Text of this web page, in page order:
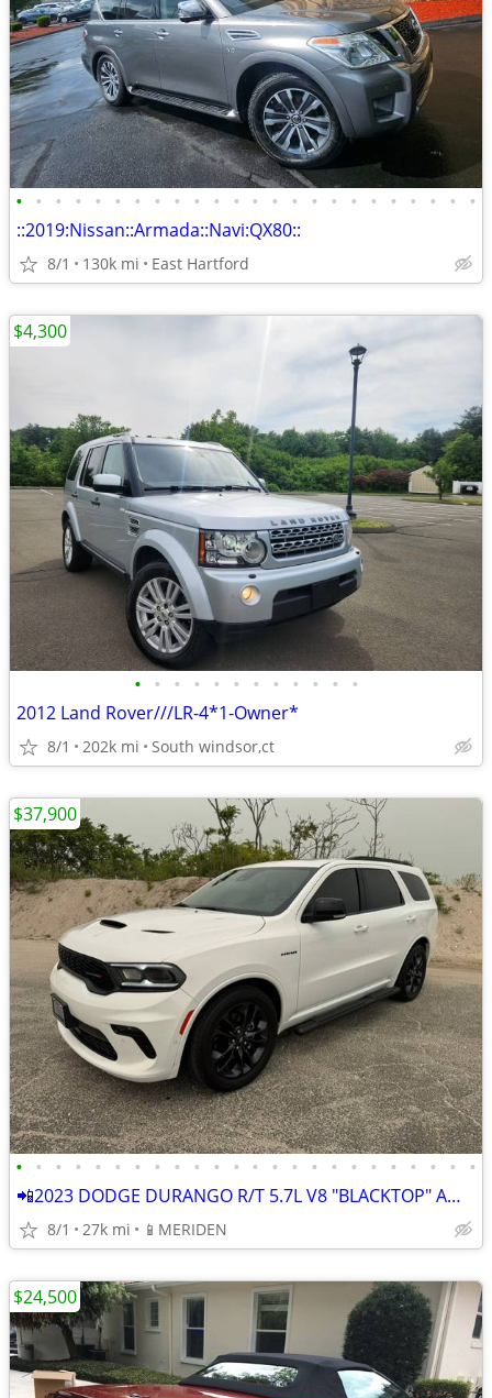
• • • • • • • • • • • • • • • • • • • • • • • •
::2019:Nissan::Armada::Navi:QX80::
8/1 130k mi East Hartford
• • • • • • • • • • • •
2012 Land Rover///LR-4*1-Owner*
8/1 202k mi South windsor,ct
$4,300
• • • • • • • • • • • • • • • • • • • • • • • •
📲2023 DODGE DURANGO R/T 5.7L V8 "BLACKTOP" AWD SUV * ONLY 26k Mi *
8/1 27k mi 📱MERIDEN
$37,900
$24,500